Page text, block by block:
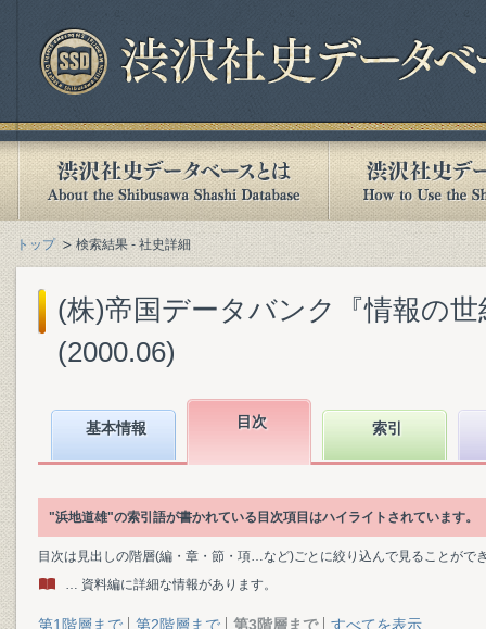
トップ 検索結果 - 社史詳細
(株)帝国データバンク『情報の
(2000.06)
基本情報 目次 索引
"浜地道雄"の索引語が書かれている目次項目はハイライトされています。
目次は見出しの階層(編・章・節・項…など)ごとに絞り込んで見ることがで
… 資料編に詳細な情報があります。
第1階層まで 第2階層まで 第3階層まで すべてを表示